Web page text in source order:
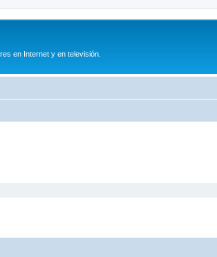
en Internet y en televisión.